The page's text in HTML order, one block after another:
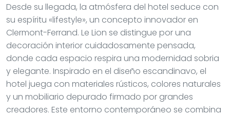
Desde su llegada, la atmósfera del hotel seduce con
su espíritu «lifestyle», un concepto innovador en
Clermont-Ferrand. Le Lion se distingue por una
decoración interior cuidadosamente pensada,
donde cada espacio respira una modernidad sobria
y elegante. Inspirado en el diseño escandinavo, el
hotel juega con materiales rústicos, colores naturales
y un mobiliario depurado firmado por grandes
creadores. Este entorno contemporáneo se combina